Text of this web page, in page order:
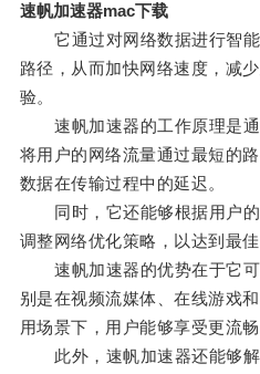
速帆加速器mac下载
它通过对网络数据进行智能
路径，从而加快网络速度，减
验。
速帆加速器的工作原理是通
将用户的网络流量通过最短的
数据在传输过程中的延迟。
同时，它还能够根据用户的
调整网络优化策略，以达到最
速帆加速器的优势在于它可
别是在视频流媒体、在线游戏
用场景下，用户能够享受更流
此外，速帆加速器还能够解